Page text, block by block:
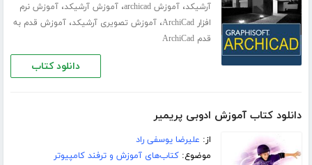
آرشیکد،آموزش archicad ،آموزش آرشیکد،آموزش نرم
افزار ArchiCad
،آموزش تصویری آرشیکد،آموزش قدم به
قدم ArchiCad
دانلود کتاب
دانلود کتاب آموزش ادوبی پریمیر
از: علیرضا یوسفی راد
موضوع:کتاب‌های آموزش و ترفند کامپیوتر